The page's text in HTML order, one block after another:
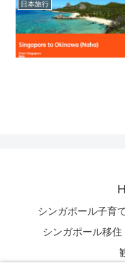
日本旅行
シンガポール子育
シンガポール移住